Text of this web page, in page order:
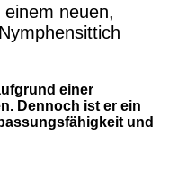
neuen,
einer
Dennoch ist er ein
und